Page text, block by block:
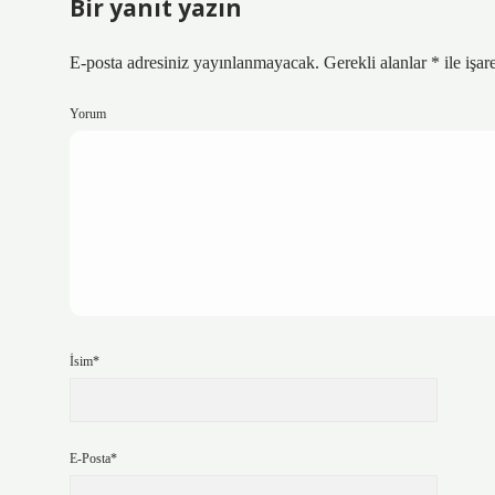
Bir yanıt yazın
E-posta adresiniz yayınlanmayacak. Gerekli alanlar * ile
Yorum
İsim*
E-Posta*